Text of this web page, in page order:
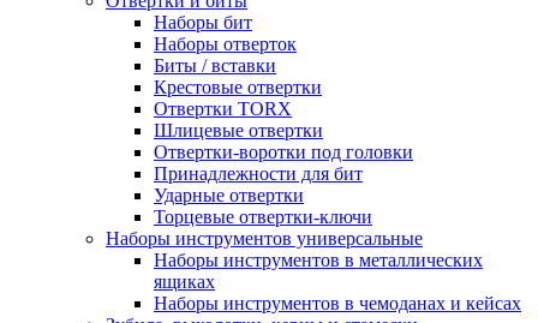
Наборы бит
Наборы отверток
Биты / вставки
Крестовые отвертки
Отвертки TORX
Шлицевые отвертки
Отвертки-воротки под головки
Принадлежности для бит
Ударные отвертки
Торцевые отвертки-ключи
Наборы инструментов универсальные
Наборы инструментов в металлических
ящиках
Наборы инструментов в чемоданах и кейсах